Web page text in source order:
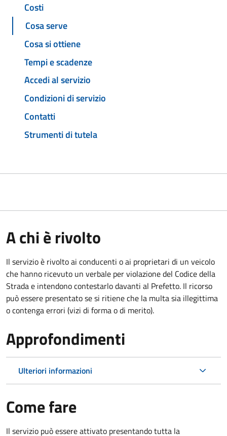
Costi
Cosa serve
Cosa si ottiene
Tempi e scadenze
Accedi al servizio
Condizioni di servizio
Contatti
Strumenti di tutela
A chi è rivolto
Il servizio è rivolto ai conducenti o ai proprietari di un veicolo
che hanno ricevuto un verbale per violazione del Codice della
Strada e intendono contestarlo davanti al Prefetto. Il ricorso
può essere presentato se si ritiene che la multa sia illegittima
o contenga errori (vizi di forma o di merito).
Approfondimenti
Ulteriori informazioni
Come fare
Il servizio può essere attivato presentando tutta la